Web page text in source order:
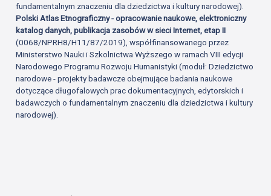
fundamentalnym znaczeniu dla dziedzictwa i kultury narodowej).
Polski Atlas Etnograficzny - opracowanie naukowe, elektroniczny
katalog danych, publikacja zasobów w sieci Internet, etap II
(0068/NPRH8/H11/87/2019), współfinansowanego przez
Ministerstwo Nauki i Szkolnictwa Wyższego w ramach VIII edycji
Narodowego Programu Rozwoju Humanistyki (moduł: Dziedzictwo
narodowe - projekty badawcze obejmujące badania naukowe
dotyczące długofalowych prac dokumentacyjnych, edytorskich i
badawczych o fundamentalnym znaczeniu dla dziedzictwa i kultury
narodowej).